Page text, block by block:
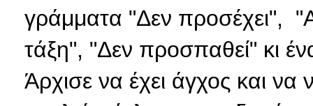
γράμματα "Δεν προσέχει",
τάξη", "Δεν προσπαθεί" κι
Άρχισε να έχει άγχος και να